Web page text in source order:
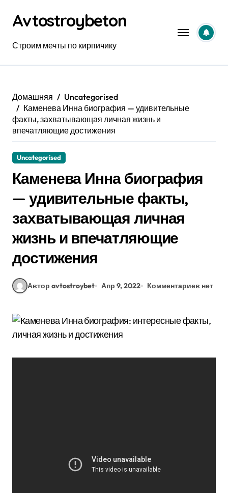
содержанию
Avtostroybeton
Строим мечты по кирпичику
Домашняя
Uncategorised
Каменева Инна биография — удивительные
факты, захватывающая личная жизнь и
впечатляющие достижения
Uncategorised
Каменева Инна биография
— удивительные факты,
захватывающая личная
жизнь и впечатляющие
достижения
Автор avtostroybet Апр 9, 2022 Комментариев нет